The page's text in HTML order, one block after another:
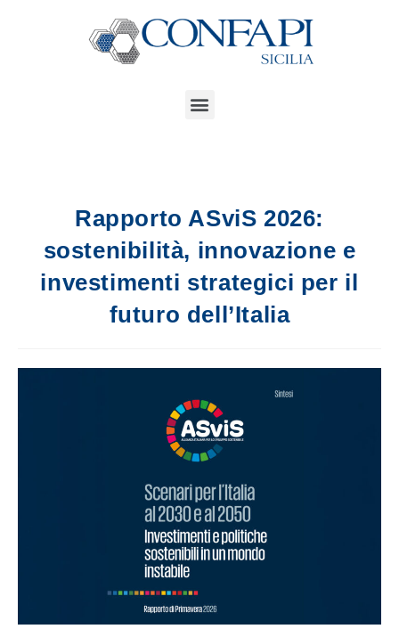
Rapporto ASviS 2026:
sostenibilità, innovazione e
investimenti strategici per il
futuro dell’Italia